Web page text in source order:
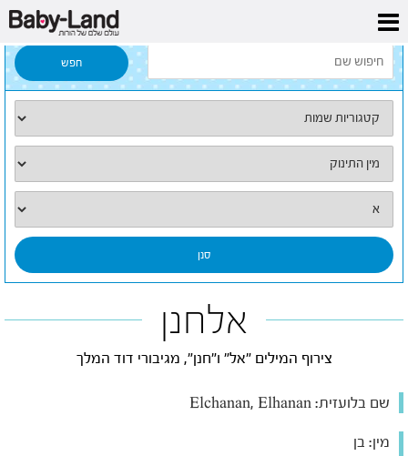
דף הבית
אלחנן
צירוף המילים "אל" ו"חנן", מגיבורי דוד המלך
שם בלועזית:
מין: בן